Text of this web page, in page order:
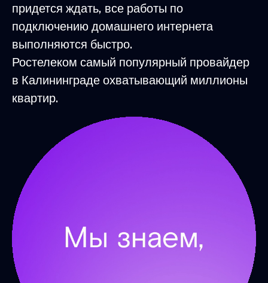
придется ждать, все работы по
подключению домашнего интернета
выполняются быстро.
Ростелеком самый популярный провайдер
в Калининграде охватывающий миллионы
квартир.